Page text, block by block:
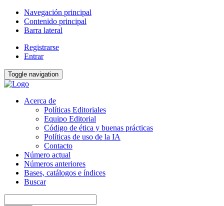
Navegación principal
Contenido principal
Barra lateral
Registrarse
Entrar
Toggle navigation
Acerca de
Políticas Editoriales
Equipo Editorial
Código de ética y buenas prácticas
Políticas de uso de la IA
Contacto
Número actual
Números anteriores
Bases, catálogos e índices
Buscar